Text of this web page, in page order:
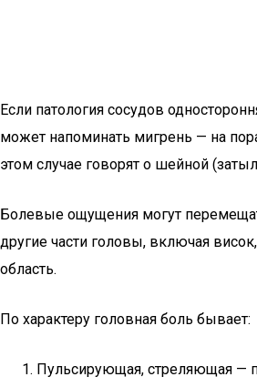
Если патология сосудов
может напоминать мигрень — на
этом случае говорят о шейной
Болевые ощущения могут
другие части головы, включая
область.
По характеру головная боль бывает:
Пульсирующая, стреляющая —